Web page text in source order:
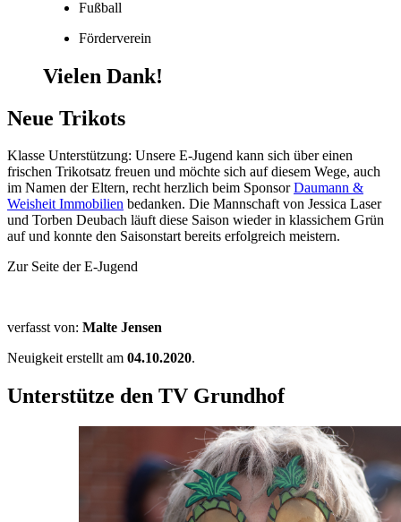
Fußball
Förderverein
Vielen Dank!
Neue Trikots
Klasse Unterstützung: Unsere E-Jugend kann sich über einen
frischen Trikotsatz freuen und möchte sich auf diesem Wege, auch
im Namen der Eltern, recht herzlich beim SponsorDaumann &
Weisheit Immobilien bedanken. Die Mannschaft von Jessica Laser
und Torben Deubach läuft diese Saison wieder in klassichem Grün
auf und konnte den Saisonstart bereits erfolgreich meistern.
Zur Seite der E-Jugend
verfasst von: Malte Jensen
Neuigkeit erstellt am 04.10.2020.
Unterstütze den TV Grundhof